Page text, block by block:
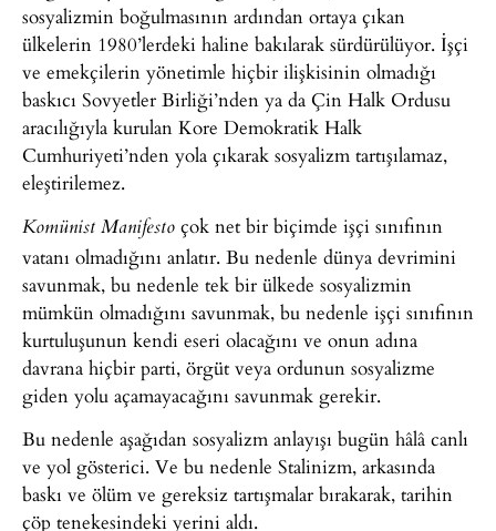
sosyalizmin boğulmasının ardından ortaya çıkan
ülkelerin 1980’lerdeki haline bakılarak sürdürülüyor. İşçi
ve emekçilerin yönetimle hiçbir ilişkisinin olmadığı
baskıcı Sovyetler Birliği’nden ya da Çin Halk Ordusu
aracılığıyla kurulan Kore Demokratik Halk
Cumhuriyeti’nden yola çıkarak sosyalizm tartışılamaz,
eleştirilemez.
Komünist Manifesto çok net bir biçimde işçi sınıfının
vatanı olmadığını anlatır. Bu nedenle dünya devrimini
savunmak, bu nedenle tek bir ülkede sosyalizmin
mümkün olmadığını savunmak, bu nedenle işçi sınıfının
kurtuluşunun kendi eseri olacağını ve onun adına
davrana hiçbir parti, örgüt veya ordunun sosyalizme
giden yolu açamayacağını savunmak gerekir.
Bu nedenle aşağıdan sosyalizm anlayışı bugün hâlâ canlı
ve yol gösterici. Ve bu nedenle Stalinizm, arkasında
baskı ve ölüm ve gereksiz tartışmalar bırakarak, tarihin
çöp tenekesindeki yerini aldı.